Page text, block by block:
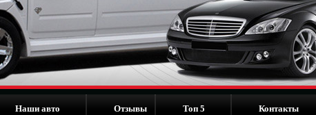
Наши авто Отзывы Топ 5 Контакты